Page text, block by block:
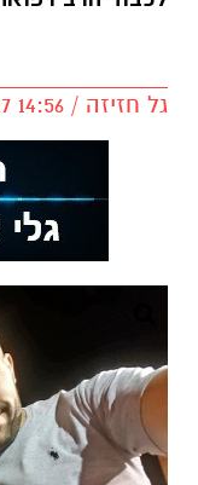
גל חזיזה / 14:56 04.10.17